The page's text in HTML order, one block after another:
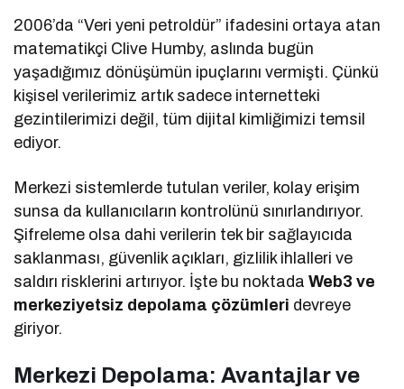
2006’da “Veri yeni petroldür” ifadesini ortaya atan
matematikçi Clive Humby, aslında bugün
yaşadığımız dönüşümün ipuçlarını vermişti. Çünkü
kişisel verilerimiz artık sadece internetteki
gezintilerimizi değil, tüm dijital kimliğimizi temsil
ediyor.
Merkezi sistemlerde tutulan veriler, kolay erişim
sunsa da kullanıcıların kontrolünü sınırlandırıyor.
Şifreleme olsa dahi verilerin tek bir sağlayıcıda
saklanması, güvenlik açıkları, gizlilik ihlalleri ve
saldırı risklerini artırıyor. İşte bu noktadaWeb3 ve
merkeziyetsiz depolama çözümleri devreye
giriyor.
Merkezi Depolama: Avantajlar ve